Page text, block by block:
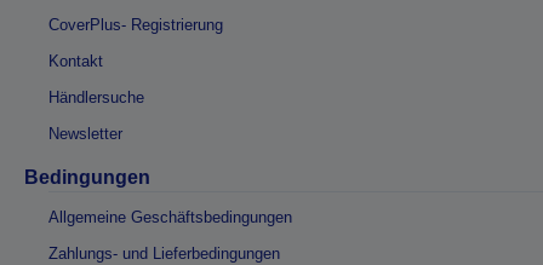
CoverPlus- Registrierung
Kontakt
Händlersuche
Newsletter
Bedingungen
Allgemeine Geschäftsbedingungen
Zahlungs- und Lieferbedingungen